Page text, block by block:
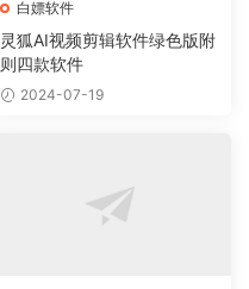
白嫖软件
灵狐AI视频剪辑软件绿色版附
则四款软件
2024-07-19